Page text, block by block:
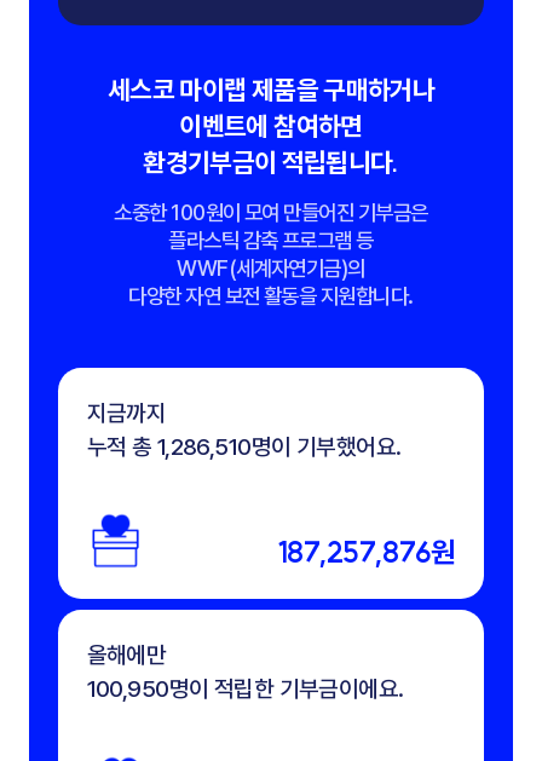
세스코 마이랩 제품을 구매하거나
이벤트에 참여하면
환경기부금이 적립됩니다.
소중한 100원이 모여 만들어진 기부금은
플라스틱 감축 프로그램 등
WWF(세계자연기금)의
다양한 자연 보전 활동을 지원합니다.
지금까지
누적 총 1,286,510명이 기부했어요.
187,257,876원
올해에만
100,950명이 적립한 기부금이에요.